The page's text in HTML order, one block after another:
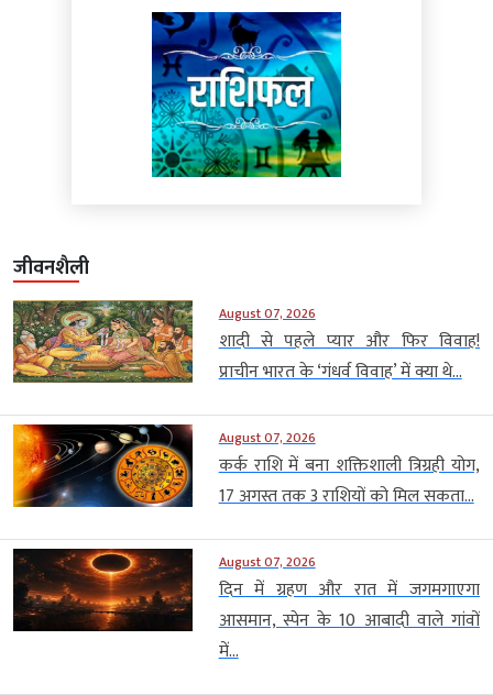
जीवनशैली
August 07, 2026
शादी से पहले प्यार और फिर विवाह!
प्राचीन भारत के ‘गंधर्व विवाह’ में क्या थे...
August 07, 2026
कर्क राशि में बना शक्तिशाली त्रिग्रही योग,
17 अगस्त तक 3 राशियों को मिल सकता...
August 07, 2026
दिन में ग्रहण और रात में जगमगाएगा
आसमान, स्पेन के 10 आबादी वाले गांवों
में...